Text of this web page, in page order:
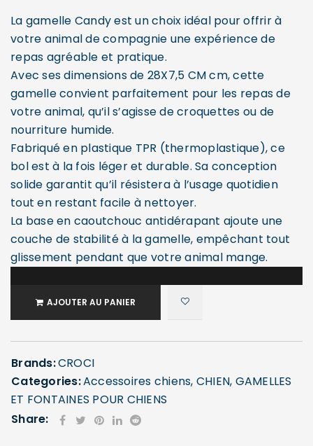
La gamelle Candy est un choix idéal pour offrir à
votre animal de compagnie une expérience de
repas agréable et pratique.
Avec ses dimensions de 28X7,5 CM cm, cette
gamelle convient parfaitement pour les repas de
votre animal, qu’il s’agisse de croquettes ou de
nourriture humide.
Fabriqué en plastique TPR (thermoplastique), ce
bol est à la fois léger et durable. Sa conception
solide garantit qu’il résistera à l’usage quotidien
tout en restant facile à nettoyer.
La base en caoutchouc antidérapant ajoute une
couche de stabilité à la gamelle, empêchant tout
glissement pendant que votre animal mange.
AJOUTER AU PANIER
Brands:CROCI
Categories:Accessoires chiens, CHIEN, GAMELLES
ET FONTAINES POUR CHIENS
Share: